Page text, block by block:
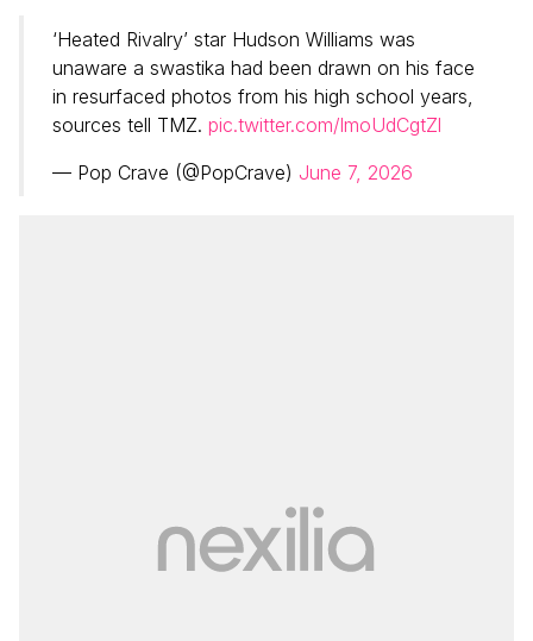
‘Heated Rivalry’ star Hudson Williams was
unaware a swastika had been drawn on his face
in resurfaced photos from his high school years,
sources tell TMZ. pic.twitter.com/lmoUdCgtZl
— Pop Crave (@PopCrave) June 7, 2026